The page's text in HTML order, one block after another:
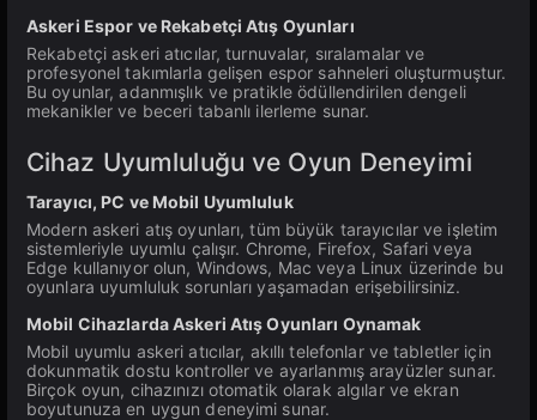
Askeri Espor ve Rekabetçi Atış Oyunları
Rekabetçi askeri atıcılar, turnuvalar, sıralamalar ve
profesyonel takımlarla gelişen espor sahneleri oluşturmuştur.
Bu oyunlar, adanmışlık ve pratikle ödüllendirilen dengeli
mekanikler ve beceri tabanlı ilerleme sunar.
Cihaz Uyumluluğu ve Oyun Deneyimi
Tarayıcı, PC ve Mobil Uyumluluk
Modern askeri atış oyunları, tüm büyük tarayıcılar ve işletim
sistemleriyle uyumlu çalışır. Chrome, Firefox, Safari veya
Edge kullanıyor olun, Windows, Mac veya Linux üzerinde bu
oyunlara uyumluluk sorunları yaşamadan erişebilirsiniz.
Mobil Cihazlarda Askeri Atış Oyunları Oynamak
Mobil uyumlu askeri atıcılar, akıllı telefonlar ve tabletler için
dokunmatik dostu kontroller ve ayarlanmış arayüzler sunar.
Birçok oyun, cihazınızı otomatik olarak algılar ve ekran
boyutunuza en uygun deneyimi sunar.